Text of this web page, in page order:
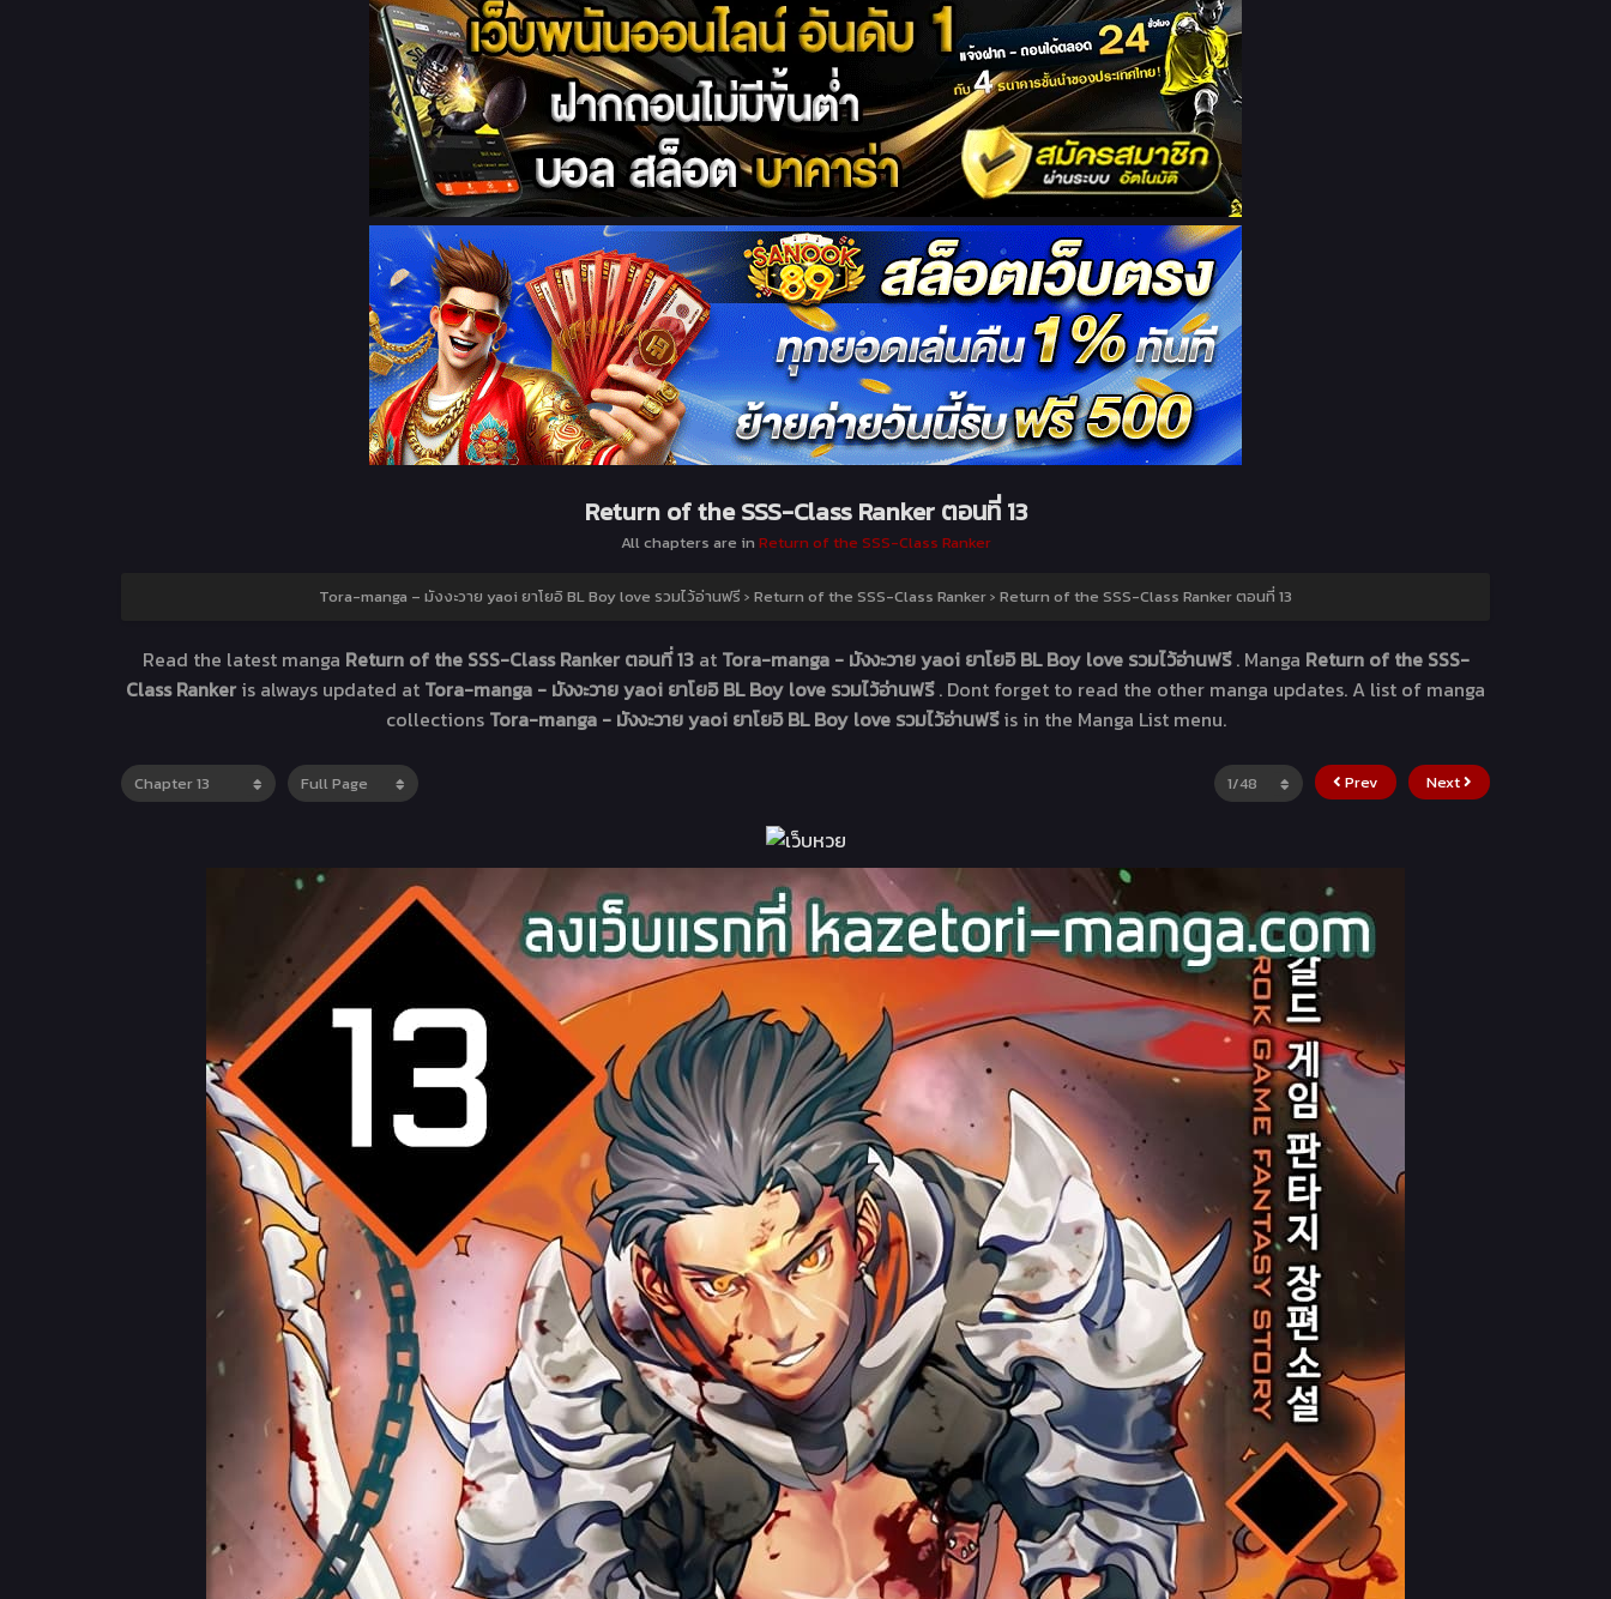
Return of the SSS-Class Ranker ตอนที่ 13
All chapters are in Return of the SSS-Class Ranker
Tora-manga – มังงะวาย yaoi ยาโยอิ BL Boy love รวมไว้อ่านฟรี › Return of the SSS-Class Ranker› Return of the SSS-Class Ranker ตอนที่ 13
Read the latest manga Return of the SSS-Class Ranker ตอนที่ 13 at Tora-manga - มังงะวาย yaoi ยาโยอิ BL Boy love รวมไว้อ่านฟรี. Manga Return of the SSS-
Class Ranker is always updated at Tora-manga - มังงะวาย yaoi ยาโยอิ BL Boy love รวมไว้อ่านฟรี. Dont forget to read the other manga updates. A list of manga
collections Tora-manga - มังงะวาย yaoi ยาโยอิ BL Boy love รวมไว้อ่านฟรีis in the Manga List menu.
Prev Next